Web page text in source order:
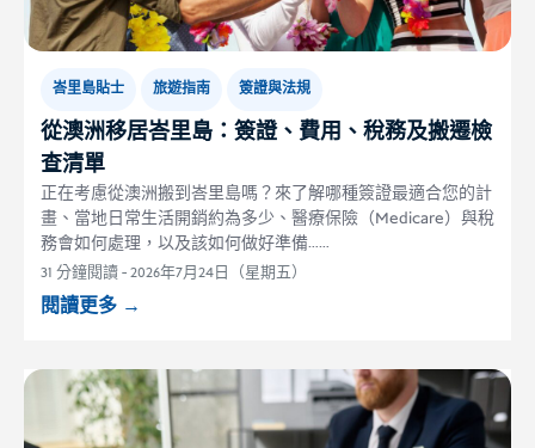
峇里島貼士 旅遊指南 簽證與法規
從澳洲移居峇里島：簽證、費用、稅務及搬遷檢
查清單
正在考慮從澳洲搬到峇里島嗎？來了解哪種簽證最適合您的計
畫、當地日常生活開銷約為多少、醫療保險（Medicare）與稅
務會如何處理，以及該如何做好準備……
31 分鐘閱讀-2026年7月24日（星期五）
閱讀更多 →